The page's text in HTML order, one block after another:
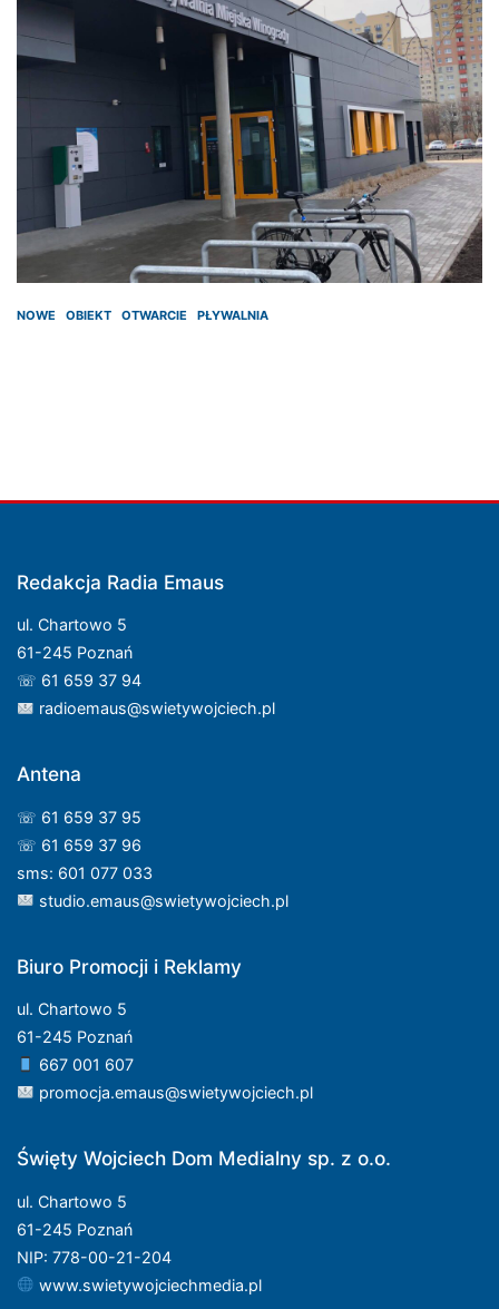
NOWE OBIEKT OTWARCIE PŁYWALNIA
Redakcja Radia Emaus
ul. Chartowo 5
61-245 Poznań
☏ 61 659 37 94
radioemaus@swietywojciech.pl
Antena
☏ 61 659 37 95
☏ 61 659 37 96
sms: 601 077 033
studio.emaus@swietywojciech.pl
Biuro Promocji i Reklamy
ul. Chartowo 5
61-245 Poznań
667 001 607
promocja.emaus@swietywojciech.pl
Święty Wojciech Dom Medialny sp. z o.o.
ul. Chartowo 5
61-245 Poznań
NIP: 778-00-21-204
www.swietywojciechmedia.pl